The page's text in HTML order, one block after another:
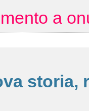
a
storia,